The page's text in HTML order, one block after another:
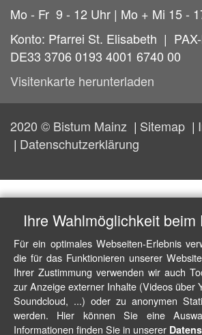
Mo - Fr 9 - 12 Uhr | Mo + Mi 15 -
Konto: Pfarrei St. Elisabeth |
DE33 3706 0193 4001 6740 00
Visitenkarte herunterladen
2020 © Bistum Mainz Sitemap
Datenschutzerklärung
Ihre Wahlmöglichkeit
Für ein optimales Webseiten-Erlebnis
die für das Funktionieren unserer
Ihrer Zustimmung verwenden wir auch
zur Anzeige externer Inhalte (Videos über
Soundcloud, ...) oder zu anonymen
werden. Hier können Sie eine
Informationen finden Sie in unserer